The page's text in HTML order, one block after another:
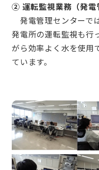
② 運転監視業務（発電
発電管理センターで
発電所の運転監視も行
がら効率よく水を使用
ています。